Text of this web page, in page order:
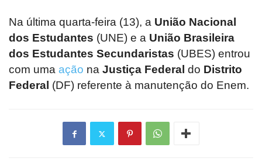
Na última quarta-feira (13), a União Nacional
dos Estudantes (UNE) e a União Brasileira
dos Estudantes Secundaristas (UBES) entrou
com uma ação na Justiça Federal do Distrito
Federal (DF) referente à manutenção do Enem.